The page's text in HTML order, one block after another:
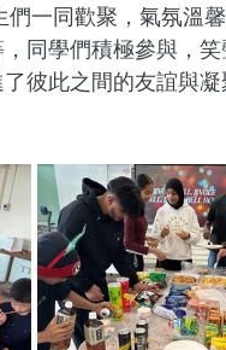
一同歡聚，氣氛溫
同學們積極參與，
彼此之間的友誼與